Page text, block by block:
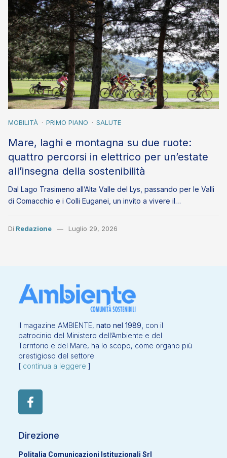
MOBILITÀ PRIMO PIANO SALUTE
Mare, laghi e montagna su due ruote:
quattro percorsi in elettrico per un’estate
all’insegna della sostenibilità
Dal Lago Trasimeno all’Alta Valle del Lys, passando per le Valli
di Comacchio e i Colli Euganei, un invito a vivere il…
Di Redazione Luglio 29, 2026
Il magazine AMBIENTE, nato nel 1989, con il
patrocinio del Ministero dell’Ambiente e del
Territorio e del Mare, ha lo scopo, come organo più
prestigioso del settore
[ continua a leggere ]
Direzione
Politalia Comunicazioni Istituzionali Srl